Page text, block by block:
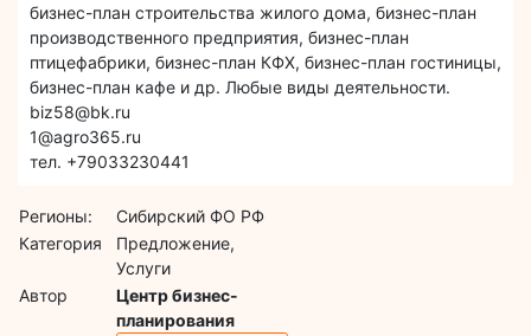
бизнес-план строительства жилого дома, бизнес-план
производственного предприятия, бизнес-план
птицефабрики, бизнес-план КФХ, бизнес-план гостиницы,
бизнес-план кафе и др. Любые виды деятельности.
biz58@bk.ru
1@agro365.ru
тел. +79033230441
Регионы:
Сибирский ФО РФ
Категория
Предложение,
Услуги
Автор
Центр бизнес-
планирования